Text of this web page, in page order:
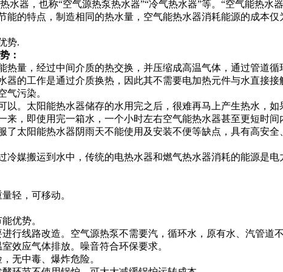
器，也称“空气源热泵热水器”“冷气热水器”等。“空气能热水
的特点，制造相同的热水量，空气能热水器消耗能源的成本
势.
：
热量，经过中间介质的热交换，并压缩成高温气体，通过管道
器的工作是通过介质换热，因此其不需要电加热元件与水直接
气污染。
以。太阳能热水器储存的水用完之后，很难再马上产生热水，
来，即使用完一箱水，一个小时左右空气能热水器甚至更短时
了太阳能热水器阴雨天不能使用及安装不便等缺点，具有高安
冷媒搬运到水中，传统的电热水器和燃气热水器消耗的能源是
轻，可移动。
优势。
行线路改造。空气源热泵不需要汽，循环水，原有水、汽管道不
效应气体排放。噪音符合环保要求。
无中毒、爆炸危险。